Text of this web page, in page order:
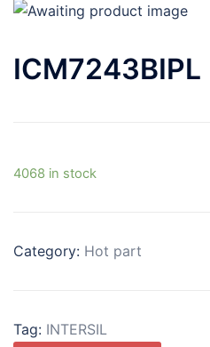
ICM7243BIPL
4068 in stock
Category: Hot part
Tag: INTERSIL